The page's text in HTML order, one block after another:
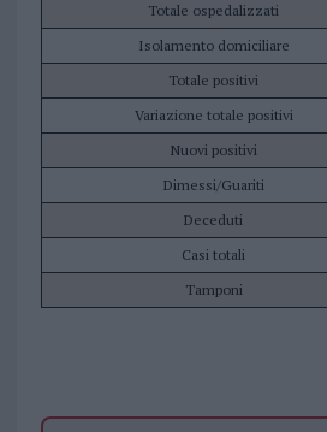
Totale ospedalizzati
Isolamento domiciliare
Totale positivi
Variazione totale positivi
Nuovi positivi
Dimessi/Guariti
Deceduti
Casi totali
Tamponi